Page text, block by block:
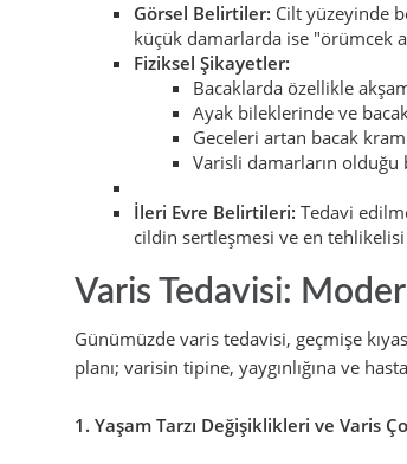
Görsel Belirtiler: Cilt yüzeyinde
küçük damarlarda ise "örümcek
Fiziksel Şikayetler:
Bacaklarda özellikle
Ayak bileklerinde ve
Geceleri artan bacak
Varisli damarların olduğu
İleri Evre Belirtileri: Tedavi
cildin sertleşmesi ve en tehlikelisi
Varis Tedavisi:
Günümüzde varis tedavisi, geçmişe
planı; varisin tipine, yaygınlığına ve
1. Yaşam Tarzı Değişiklikleri ve Varis